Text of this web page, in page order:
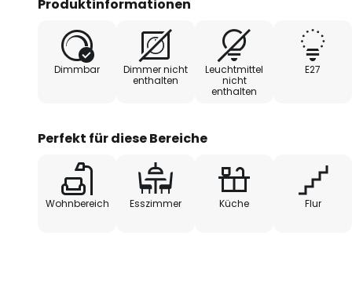
Produktinformationen
Dimmbar
Dimmer nicht
enthalten
Leuchtmittel
nicht
enthalten
E27
Perfekt für diese Bereiche
Wohnbereich Esszimmer Küche Flur